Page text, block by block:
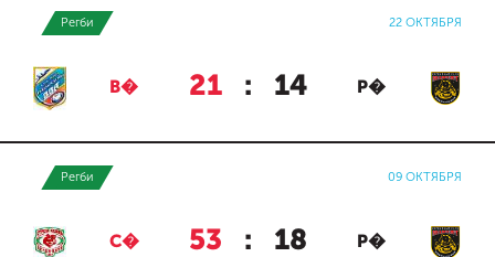
Регби 22 ОКТЯБРЯ
В� 21 : 14 Р�
Регби 09 ОКТЯБРЯ
С� 53 : 18 Р�